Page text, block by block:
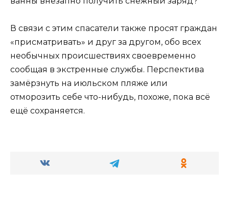
В связи с этим спасатели также просят граждан
«присматривать» и друг за другом, обо всех
необычных происшествиях своевременно
сообщая в экстренные службы. Перспектива
замёрзнуть на июльском пляже или
отморозить себе что-нибудь, похоже, пока всё
ещё сохраняется.